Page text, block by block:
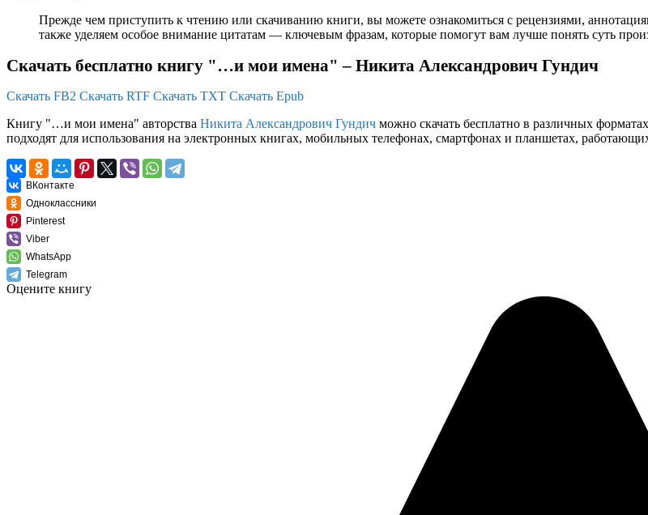
Прежде чем приступить к чтению или скачиванию книги, вы можете ознакомиться с рецензиями,
также уделяем особое внимание цитатам — ключевым фразам, которые помогут вам лучше понять суть
Скачать бесплатно книгу "…и мои имена" – Никита Александрович Гундич
Скачать FB2 Скачать RTF Скачать TXT Скачать Epub
Книгу "…и мои имена" авторства Никита Александрович Гундич можно скачать бесплатно в различных
подходят для использования на электронных книгах, мобильных телефонах, смартфонах и планшетах,
ВКонтакте
Одноклассники
Pinterest
Viber
WhatsApp
Telegram
Оцените книгу